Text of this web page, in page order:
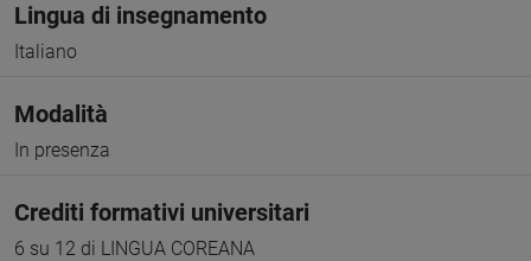
Lingua di insegnamento
Italiano
Modalità
In presenza
Crediti formativi universitari
6 su 12 di LINGUA COREANA